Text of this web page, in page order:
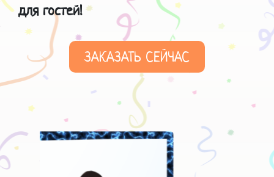
для гостей!
ЗАКАЗАТЬ СЕЙЧАС